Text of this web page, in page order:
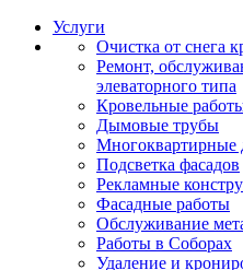
Услуги
Очистка от снега
Ремонт,
элеваторного типа
Кровельные
Дымовые трубы
Многоквартирные
Подсветка фасадов
Рекламные
Фасадные работы
Обслуживание
Работы в Соборах
Удаление и